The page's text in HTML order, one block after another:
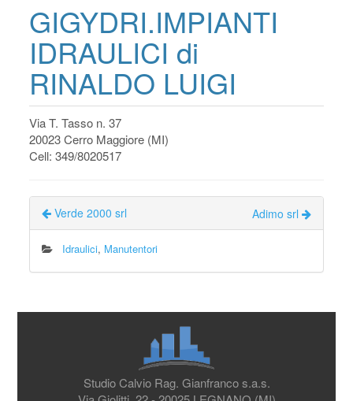
GIGYDRI.IMPIANTI
IDRAULICI di
RINALDO LUIGI
Via T. Tasso n. 37
20023 Cerro Maggiore (MI)
Cell: 349/8020517
Verde 2000 srl Adimo srl
Idraulici, Manutentori
Studio Calvio Rag. Gianfranco s.a.s.